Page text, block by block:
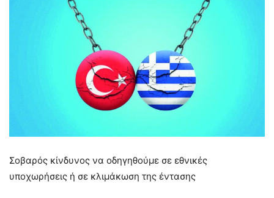
Σοβαρός κίνδυνος να οδηγηθούμε σε εθνικές
υποχωρήσεις ή σε κλιμάκωση της έντασης